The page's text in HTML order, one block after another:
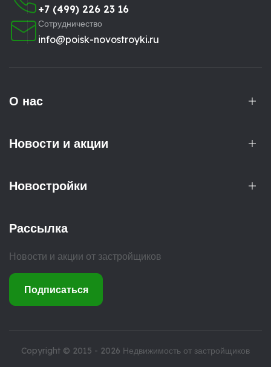
+7 (499) 226 23 16
Сотрудничество
info@poisk-novostroyki.ru
О нас
Новости и акции
Новостройки
Рассылка
Новости и акции от застройщиков
Подписаться
Copyright © 2015 - 2026 Недвижимость от застройщиков